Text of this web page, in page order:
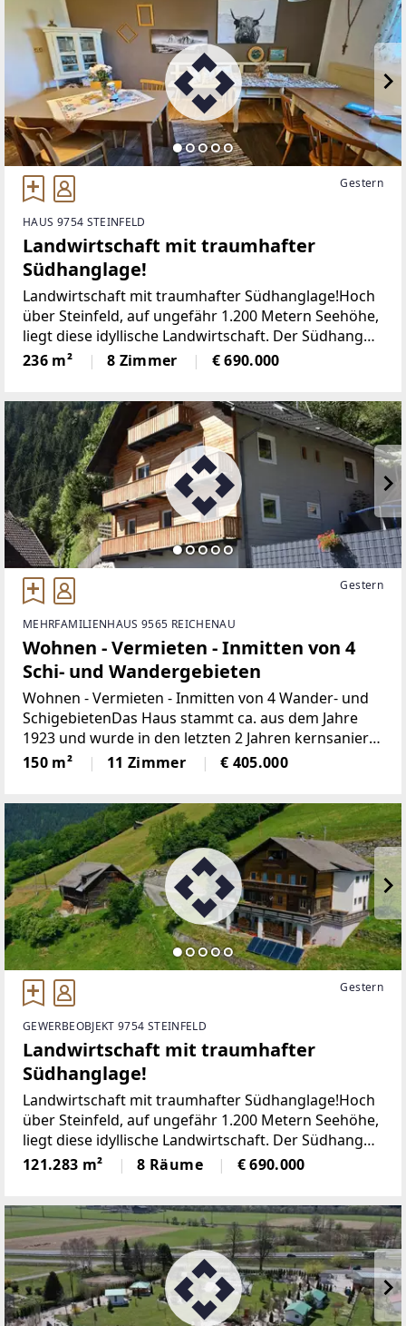
außergewöhnliche Liegenschaft
Gestern
HAUS 9754 STEINFELD
Landwirtschaft mit traumhafter
Südhanglage!
Landwirtschaft mit traumhafter Südhanglage!Hoch
über Steinfeld, auf ungefähr 1.200 Metern Seehöhe,
liegt diese idyllische Landwirtschaft. Der Südhang
bietet Ihnen unzählige Sonnenstunden und die
atemberaubende Aussicht reicht kilometerweit. Die
236 m² 8 Zimmer € 690.000
Gestern
MEHRFAMILIENHAUS 9565 REICHENAU
Wohnen - Vermieten - Inmitten von 4
Schi- und Wandergebieten
Wohnen - Vermieten - Inmitten von 4 Wander- und
SchigebietenDas Haus stammt ca. aus dem Jahre
1923 und wurde in den letzten 2 Jahren kernsaniert.
Elektrik, Wasserleitungen neu verlegt. Ein Großteil
der Fenster erneuert in Kunststoffausführung.
150 m² 11 Zimmer € 405.000
Gestern
GEWERBEOBJEKT 9754 STEINFELD
Landwirtschaft mit traumhafter
Südhanglage!
Landwirtschaft mit traumhafter Südhanglage!Hoch
über Steinfeld, auf ungefähr 1.200 Metern Seehöhe,
liegt diese idyllische Landwirtschaft. Der Südhang
bietet Ihnen unzählige Sonnenstunden und die
atemberaubende Aussicht reicht kilometerweit. Die
121.283 m² 8 Räume € 690.000